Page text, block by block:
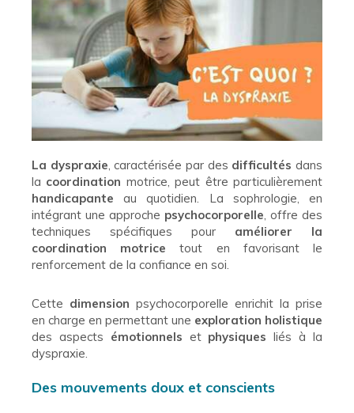
La dyspraxie, caractérisée par des difficultés dans
la coordination motrice, peut être particulièrement
handicapante au quotidien. La sophrologie, en
intégrant une approche psychocorporelle, offre des
techniques spécifiques pour améliorer la
coordination motrice tout en favorisant le
renforcement de la confiance en soi.
Cette dimension psychocorporelle enrichit la prise
en charge en permettant une exploration holistique
des aspects émotionnels et physiques liés à la
dyspraxie.
Des mouvements doux et conscients